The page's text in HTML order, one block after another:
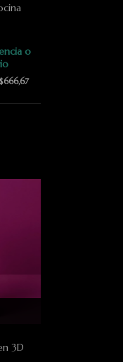
o
$666,67
3D